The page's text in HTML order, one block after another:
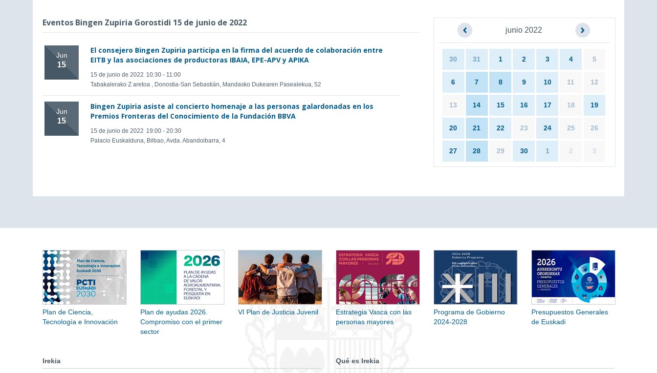
Eventos Bingen Zupiria Gorostidi 15 de junio de 2022
Jun
15
El consejero Bingen Zupiria participa en la firma del acuerdo de colaboración entre
EITB y las asociaciones de productoras IBAIA, EPE-APV y APIKA
15 de junio de 2022 10:30 - 11:00
Tabakalerako Z aretoa , Donostia-San Sebastián, Mandasko Dukearen Pasealekua, 52
Jun
15
Bingen Zupiria asiste al concierto homenaje a las personas galardonadas en los
Premios Fronteras del Conocimiento de la Fundación BBVA
15 de junio de 2022 19:00 - 20:30
Palacio Euskalduna, Bilbao, Avda. Abandoibarra, 4
junio 2022
30 31 1 2 3 4 5
6 7 8 9 10 11 12
13 14 15 16 17 18 19
20 21 22 23 24 25 26
27 28 29 30 1 2 3
Plan de Ciencia,
Tecnología e Innovación
Plan de ayudas 2026.
Compromiso con el primer
sector
VI Plan de Justicia Juvenil
Estrategia Vasca con las
personas mayores
Programa de Gobierno
2024-2028
Presupuestos Generales
de Euskadi
Irekia Qué es Irekia